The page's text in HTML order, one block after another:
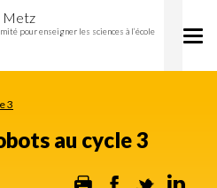
Metz
pour enseigner les sciences à l’école
3
au cycle 3
Print Facebook
Twitter